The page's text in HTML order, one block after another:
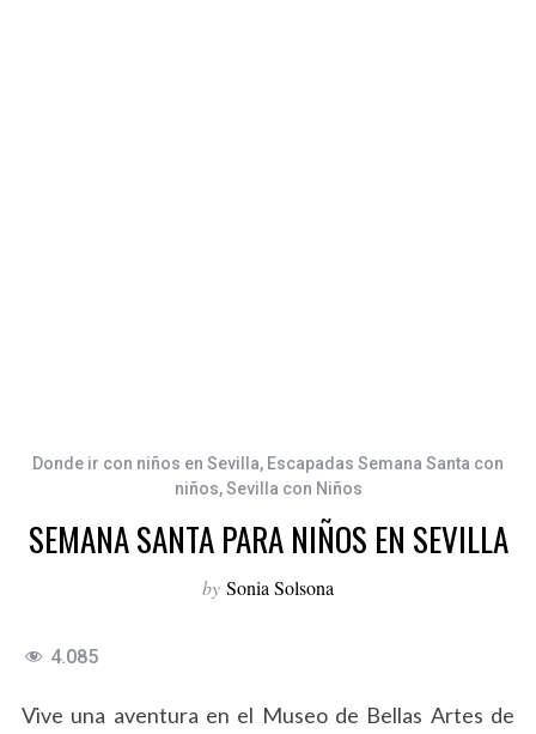
Donde ir con niños en Sevilla, Escapadas Semana Santa con
niños,Sevilla con Niños
SEMANA SANTA PARA NIÑOS EN SEVILLA
by Sonia Solsona
4.085
Vive una aventura en el Museo de Bellas Artes de